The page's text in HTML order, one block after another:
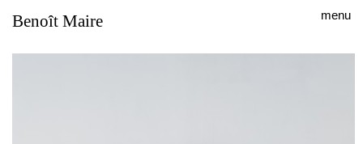
menu
Benoît Maire